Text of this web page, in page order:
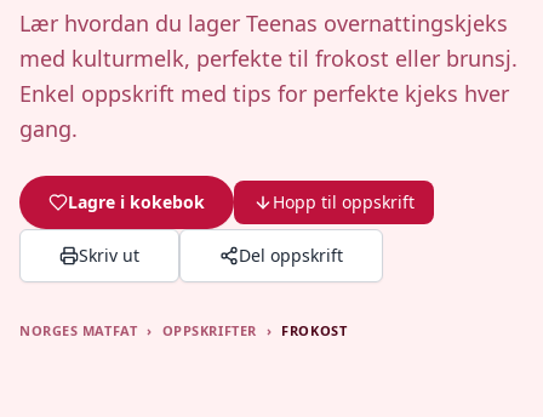
Lær hvordan du lager Teenas overnattingskjeks
med kulturmelk, perfekte til frokost eller brunsj.
Enkel oppskrift med tips for perfekte kjeks hver
gang.
Lagre i kokebok Hopp til oppskrift
Skriv ut Del oppskrift
NORGES MATFAT › OPPSKRIFTER › FROKOST